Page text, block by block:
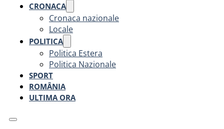
CRONACA
Cronaca nazionale
Locale
POLITICA
Politica Estera
Politica Nazionale
SPORT
ROMÂNIA
ULTIMA ORA